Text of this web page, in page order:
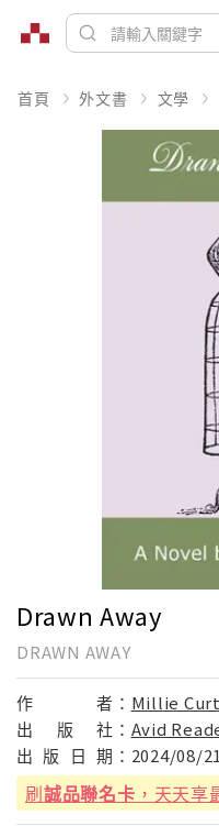
首頁 外文書 文學
Drawn Away
DRAWN AWAY
作 者： Millie
出
版 社： Avid
出 版 日 期： 2024/08/21
刷誠品聯名卡 ，天天